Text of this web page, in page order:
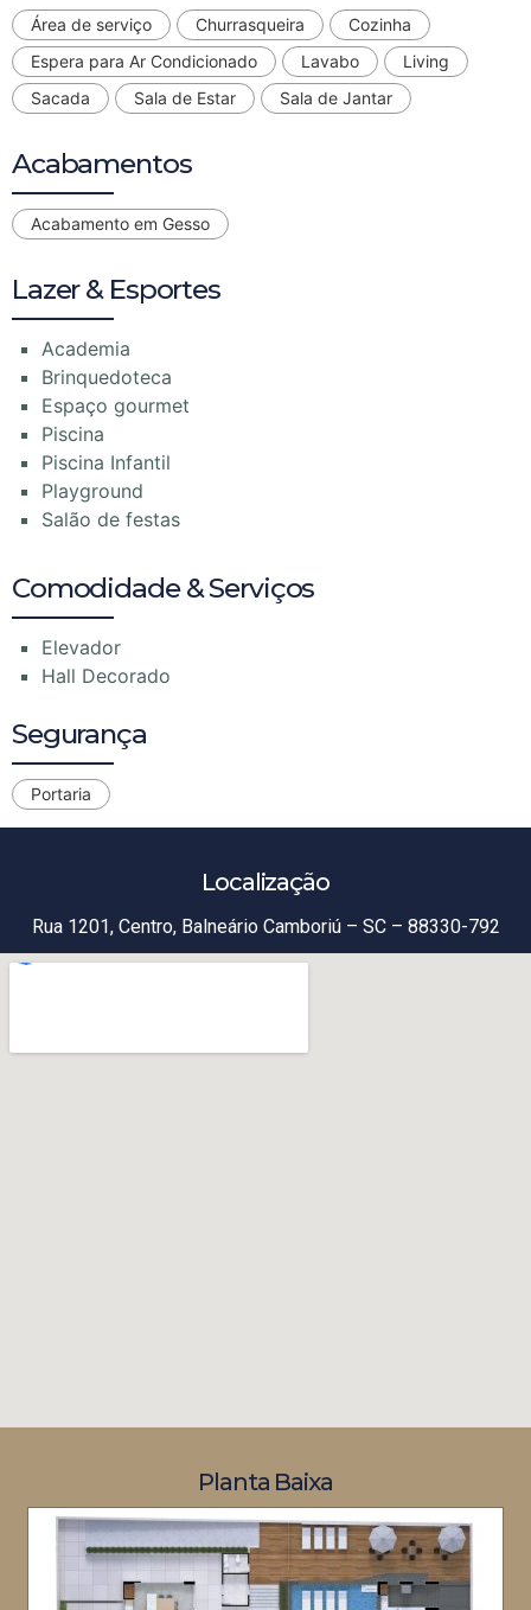
Área de serviço Churrasqueira
Cozinha
Espera para Ar Condicionado
Lavabo
Living
Sacada
Sala de Estar Sala de Jantar
Acabamentos
Acabamento em Gesso
Lazer & Esportes
Academia
Brinquedoteca
Espaço gourmet
Piscina
Piscina Infantil
Playground
Salão de festas
Comodidade & Serviços
Elevador
Hall Decorado
Segurança
Portaria
Localização
Rua 1201, Centro, Balneário Camboriú – SC – 88330-792
Planta Baixa